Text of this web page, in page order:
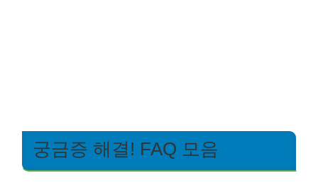
궁금증 해결! FAQ 모음